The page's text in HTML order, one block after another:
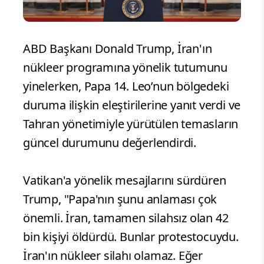
ABD Başkanı Donald Trump, İran'ın
nükleer programına yönelik tutumunu
yinelerken, Papa 14. Leo’nun bölgedeki
duruma ilişkin eleştirilerine yanıt verdi ve
Tahran yönetimiyle yürütülen temasların
güncel durumunu değerlendirdi.
Vatikan'a yönelik mesajlarını sürdüren
Trump, "Papa'nın şunu anlaması çok
önemli. İran, tamamen silahsız olan 42
bin kişiyi öldürdü. Bunlar protestocuydu.
İran'ın nükleer silahı olamaz. Eğer